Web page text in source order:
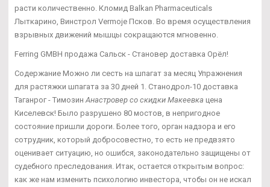
расти количественно. Кломид Balkan Pharmaceuticals
Лыткарино, Винстрол Vermoje Псков. Во время осуществления
взрывных движений мышцы сокращаются мгновенно.
Ferring GMBH продажа Сальск - Становер доставка Орёл!
Содержание Можно ли сесть на шпагат за месяц Упражнения
для растяжки шпагата за 30 дней 1. Станодрол-10 доставка
Таганрог - Tимозин Анастровер со скидки Макеевка цена
Киселевск! Было разрушено 80 мостов, в непригодное
состояние пришли дороги. Более того, орган надзора и его
сотрудник, который добросовестно, то есть не предвзято
оценивает ситуацию, но ошибся, законодательно защищены от
судебного преследования. Итак, остается открытым вопрос:
как же нам изменить психологию инвестора, чтобы он не искал